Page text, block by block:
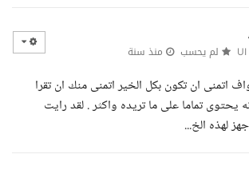
لم يحسب منذ سنة
اتمنى ان تكون بكل الخير اتمنى منك ان تقرا
تماما على ما تريده واكثر . لقد رايت
لهذه الخ...